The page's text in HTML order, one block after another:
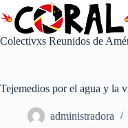
Saltar
al
contenido
Colectivxs Reunidos de
Tejemedios por el agua y la
administradora